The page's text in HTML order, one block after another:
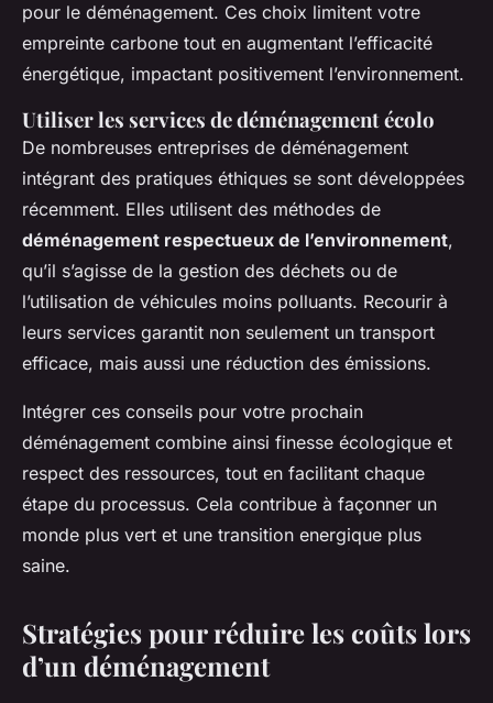
pour le déménagement. Ces choix limitent votre
empreinte carbone tout en augmentant l’efficacité
énergétique, impactant positivement l’environnement.
Utiliser les services de déménagement écolo
De nombreuses entreprises de déménagement
intégrant des pratiques éthiques se sont développées
récemment. Elles utilisent des méthodes de
déménagement respectueux de l’environnement,
qu’il s’agisse de la gestion des déchets ou de
l’utilisation de véhicules moins polluants. Recourir à
leurs services garantit non seulement un transport
efficace, mais aussi une réduction des émissions.
Intégrer ces conseils pour votre prochain
déménagement combine ainsi finesse écologique et
respect des ressources, tout en facilitant chaque
étape du processus. Cela contribue à façonner un
monde plus vert et une transition energique plus
saine.
Stratégies pour réduire les coûts lors
d’un déménagement